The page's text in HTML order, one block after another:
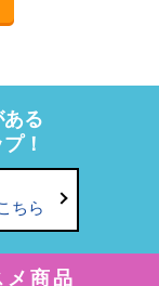
る
！
ちら
メ商品